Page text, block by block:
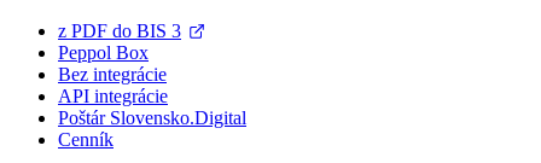
z PDF do BIS 3
Peppol Box
Bez integrácie
API integrácie
Poštár Slovensko.Digital
Cenník